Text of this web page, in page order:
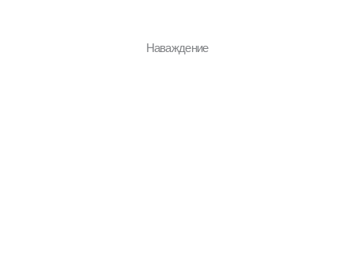
Наваждение